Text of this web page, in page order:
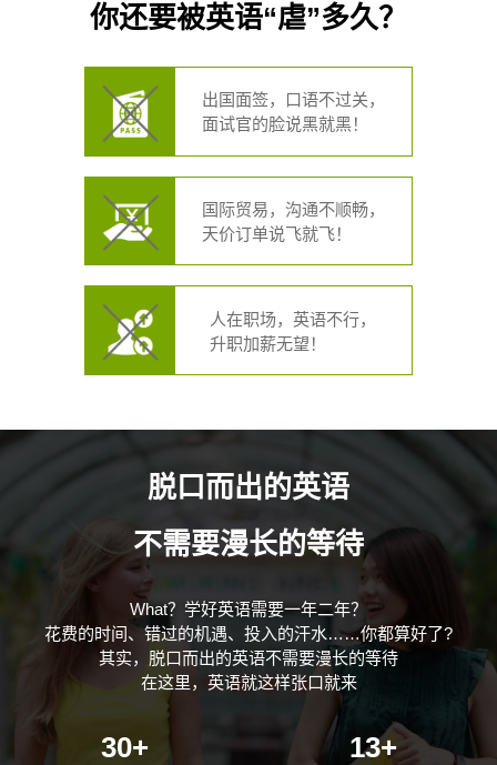
你还要被英语“虐”多久？
出国面签，口语不过关，
面试官的脸说黑就黑！
国际贸易，沟通不顺畅，
天价订单说飞就飞！
人在职场，英语不行，
升职加薪无望！
脱口而出的英语
不需要漫长的等待
What？学好英语需要一年二年？
花费的时间、错过的机遇、投入的汗水……你都算好了?
其实，脱口而出的英语不需要漫长的等待
在这里，英语就这样张口就来
30+ 13+